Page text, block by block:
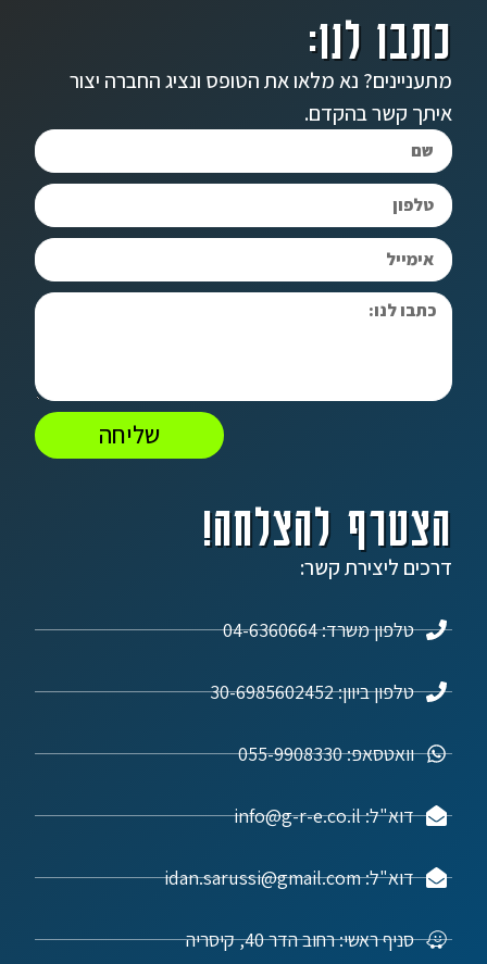
הצטרף להצלחה!
דרכים ליצירת קשר:
טלפון משרד: 04-6360664
טלפון ביוון: 30-6985602452
וואטסאפ: 055-9908330
דוא"ל: info@g-r-e.co.il
דוא"ל: idan.sarussi@gmail.com
סניף ראשי: רחוב הדר 40, קיסריה
כתבו לנו:
מתעניינים? נא מלאו את הטופס ונציג החברה יצור
איתך קשר בהקדם.
שליחה